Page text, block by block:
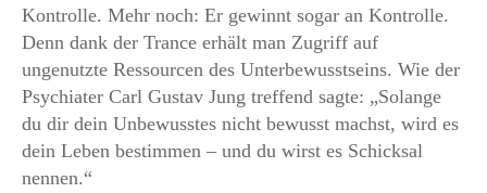
Kontrolle. Mehr noch: Er gewinnt sogar an Kontrolle.
Denn dank der Trance erhält man Zugriff auf
ungenutzte Ressourcen des Unterbewusstseins. Wie der
Psychiater Carl Gustav Jung treffend sagte: „Solange
du dir dein Unbewusstes nicht bewusst machst, wird es
dein Leben bestimmen – und du wirst es Schicksal
nennen.“